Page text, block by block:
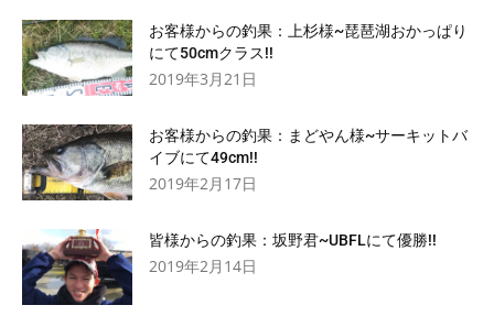
お客様からの釣果：上杉様~琵琶湖おかっぱり
にて50cmクラス!!
2019年3月21日
お客様からの釣果：まどやん様~サーキットバ
イブにて49cm!!
2019年2月17日
皆様からの釣果：坂野君~UBFLにて優勝!!
2019年2月14日